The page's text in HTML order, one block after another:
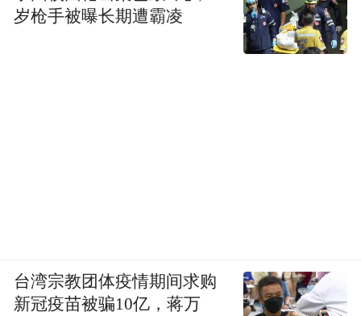
岁枪手被曝长期遭霸凌
台湾宗教团体疫情期间求购
新冠疫苗被骗10亿，蒋万